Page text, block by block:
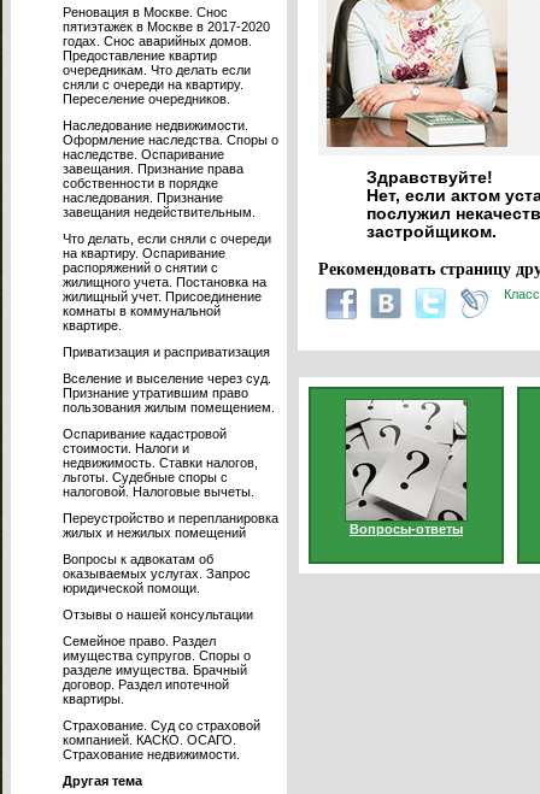
Реновация в Москве. Снос
пятиэтажек в Москве в 2017-2020
годах. Снос аварийных домов.
Предоставление квартир
очередникам. Что делать если
сняли с очереди на квартиру.
Переселение очередников.
Наследование недвижимости.
Оформление наследства. Споры о
наследстве. Оспаривание
завещания. Признание права
собственности в порядке
наследования. Признание
завещания недействительным.
Что делать, если сняли с очереди
на квартиру. Оспаривание
распоряжений о снятии с
жилищного учета. Постановка на
жилищный учет. Присоединение
комнаты в коммунальной
квартире.
Приватизация и расприватизация
Вселение и выселение через суд.
Признание утратившим право
пользования жилым помещением.
Оспаривание кадастровой
стоимости. Налоги и
недвижимость. Ставки налогов,
льготы. Судебные споры с
налоговой. Налоговые вычеты.
Переустройство и перепланировка
жилых и нежилых помещений
Вопросы к адвокатам об
оказываемых услугах. Запрос
юридической помощи.
Отзывы о нашей консультации
Семейное право. Раздел
имущества супругов. Споры о
разделе имущества. Брачный
договор. Раздел ипотечной
квартиры.
Страхование. Суд со страховой
компанией. КАСКО. ОСАГО.
Страхование недвижимости.
Другая тема
Здравствуйте!
Нет, если актом
послужил
застройщиком.
Рекомендовать страницу
Вопросы-ответы